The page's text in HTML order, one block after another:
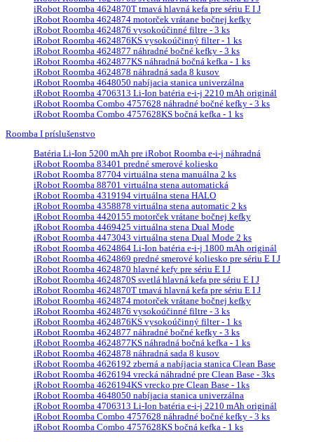
iRobot Roomba 4624870T tmavá hlavná kefa pre sériu E I J
iRobot Roomba 4624874 motorček vrátane bočnej kefky
iRobot Roomba 4624876 vysokoúčinné filtre - 3 ks
iRobot Roomba 4624876KS vysokoúčinný filter - 1 ks
iRobot Roomba 4624877 náhradné bočné kefky - 3 ks
iRobot Roomba 4624877KS náhradná bočná kefka - 1 ks
iRobot Roomba 4624878 náhradná sada 8 kusov
iRobot Roomba 4648050 nabíjacia stanica univerzálna
iRobot Roomba 4706313 Li-Ion batéria e-i-j 2210 mAh originál
iRobot Roomba Combo 4757628 náhradné bočné kefky - 3 ks
iRobot Roomba Combo 4757628KS bočná kefka - 1 ks
Roomba I príslušenstvo
Batéria Li-Ion 5200 mAh pre iRobot Roomba e-i-j náhradná
iRobot Roomba 83401 predné smerové koliesko
iRobot Roomba 87704 virtuálna stena manuálna 2 ks
iRobot Roomba 88701 virtuálna stena automatická
iRobot Roomba 4319194 virtuálna stena HALO
iRobot Roomba 4358878 virtuálna stena automatic 2 ks
iRobot Roomba 4420155 motorček vrátane bočnej kefky
iRobot Roomba 4469425 virtuálna stena Dual Mode
iRobot Roomba 4473043 virtuálna stena Dual Mode 2 ks
iRobot Roomba 4624864 Li-Ion batéria e-i-j 1800 mAh originál
iRobot Roomba 4624869 predné smerové koliesko pre sériu E I J
iRobot Roomba 4624870 hlavné kefy pre sériu E I J
iRobot Roomba 4624870S svetlá hlavná kefa pre sériu E I J
iRobot Roomba 4624870T tmavá hlavná kefa pre sériu E I J
iRobot Roomba 4624874 motorček vrátane bočnej kefky
iRobot Roomba 4624876 vysokoúčinné filtre - 3 ks
iRobot Roomba 4624876KS vysokoúčinný filter - 1 ks
iRobot Roomba 4624877 náhradné bočné kefky - 3 ks
iRobot Roomba 4624877KS náhradná bočná kefka - 1 ks
iRobot Roomba 4624878 náhradná sada 8 kusov
iRobot Roomba 4626192 zberná a nabíjacia stanica Clean Base
iRobot Roomba 4626194 vrecká náhradné pre Clean Base - 3ks
iRobot Roomba 4626194KS vrecko pre Clean Base - 1ks
iRobot Roomba 4648050 nabíjacia stanica univerzálna
iRobot Roomba 4706313 Li-Ion batéria e-i-j 2210 mAh originál
iRobot Roomba Combo 4757628 náhradné bočné kefky - 3 ks
iRobot Roomba Combo 4757628KS bočná kefka - 1 ks